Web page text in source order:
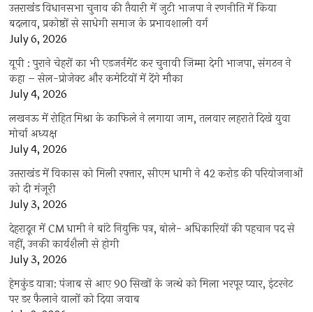
उत्तराखंंड विधानसभा चुनाव की तैयारी में जुटी भाजपा ने रणनीति में किया
बदलाव, प्रकोष्ठों से साधेगी समाज के प्रभावशाली वर्ग
July 6, 2026
यूपी : पुराने चेहरों का भी एडजर्नमेंट कर चुनावी जिम्मा देगी भाजपा, संगठन ने
कहा – सेल-प्रोजेक्ट और कमेटियों में देंगे मौका
July 4, 2026
लखनऊ में रोहित मिश्रा के काफिले ने लगाया जाम, तलवार लहराते दिखे युवा
मोर्चा अध्यक्ष
July 4, 2026
उत्तराखंड में विकास को मिली रफ्तार, सीएम धामी ने 42 करोड़ की परियोजनाओं
को दी मंजूरी
July 3, 2026
देहरादून में CM धामी ने बांटे नियुक्ति पत्र, बोले- अधिकारियों की पहचान पद से
नहीं, उनकी कार्यशैली से होगी
July 3, 2026
हेमकुंड यात्रा: पंजाब से आए 90 सिखों के जत्थे को मिला भरपूर प्यार, इंटरनेट
पर डर फैलाने वालों को दिया जवाब